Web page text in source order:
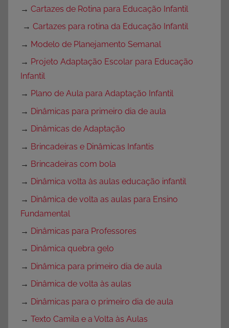
→ Cartazes de Rotina para Educação Infantil
→ Cartazes para rotina da Educação Infantil
→ Modelo de Planejamento Semanal
→ Projeto Adaptação Escolar para Educação
Infantil
→ Plano de Aula para Adaptação Infantil
→ Dinâmicas para primeiro dia de aula
→ Dinâmicas de Adaptação
→ Brincadeiras e Dinâmicas Infantis
→ Brincadeiras com bola
→ Dinâmica volta às aulas educação infantil
→ Dinâmica de volta as aulas para Ensino
Fundamental
→ Dinâmicas para Professores
→ Dinâmica quebra gelo
→ Dinâmica para primeiro dia de aula
→ Dinâmica de volta às aulas
→ Dinâmicas para o primeiro dia de aula
→ Texto Camila e a Volta às Aulas